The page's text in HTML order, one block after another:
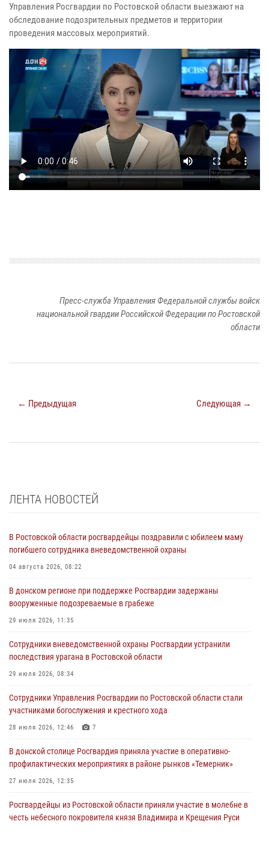
Управления Росгвардии по Ростовской области выезжают на
обследование подозрительных предметов и территории
проведения массовых мероприятий.
Пресс-служба Управления Федеральной службы войск
национальной гвардии Российской Федерации по Ростовской
области
← Предыдущая Следующая →
ЛЕНТА НОВОСТЕЙ
В Ростовской области росгвардейцы поздравили с юбилеем маму
погибшего сотрудника вневедомственной охраны
04 августа 2026, 08:22
В донском регионе при поддержке Росгвардии задержаны
вооруженные подозреваемые в грабеже
29 июля 2026, 11:35
Сотрудники вневедомственной охраны Росгвардии устранили
последствия урагана в Ростовской области
29 июля 2026, 08:34
Сотрудники Управления Росгвардии по Ростовской области стали
участниками богослужения и крестного хода
28 июля 2026, 12:46 7
В донской столице Росгвардия приняла участие в оперативно-
профилактических мероприятиях в районе рынков «Темерник»
27 июля 2026, 12:35
Росгвардейцы из Ростовской области приняли участие в молебне в
честь небесного покровителя князя Владимира и Крещения Руси